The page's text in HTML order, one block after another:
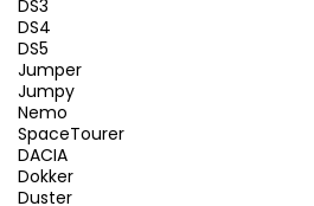
DS3
DS4
DS5
Jumper
Jumpy
Nemo
SpaceTourer
DACIA
Dokker
Duster